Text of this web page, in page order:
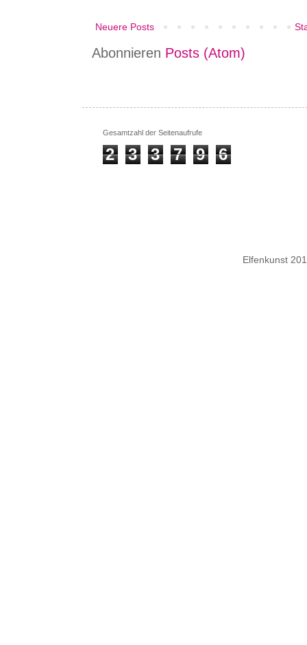
Neuere Posts
Abonnieren Posts (Atom)
Gesamtzahl der Seitenaufrufe
2 3 3 7 9 6
Elfenkunst